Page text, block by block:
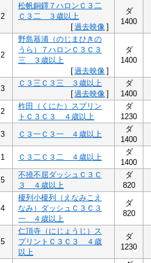
2
松帆銅鐸７ハロンＣ３二
Ｃ３二 ３歳以上
[過去映像 ]
ダ
1400
2
野島蟇浦（のじまひきの
うら）７ハロンＣ３Ｃ３
三 ３歳以上
[過去映像 ]
ダ
1400
3
Ｃ３三Ｃ３三 ３歳以上
[過去映像 ]
ダ
1400
2
柞田（くにた）スプリン
トＣ３Ｃ３ ４歳以上
ダ
1230
3 Ｃ３一Ｃ３一 ４歳以上
ダ
1400
1 Ｃ３二Ｃ３二 ４歳以上
ダ
1400
5
不撓不屈ダッシュＣ３Ｃ
３ ４歳以上
ダ
820
4
榎列小榎列（えなみこえ
なみ）ダッシュＣ３Ｃ３
一 ４歳以上
ダ
820
5
仁頂寺（にじょうじ）ス
プリントＣ３Ｃ３ ４歳
以上
ダ
1230